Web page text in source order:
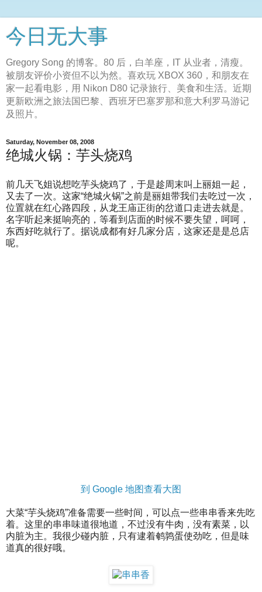
今日无大事
Gregory Song 的博客。80 后，白羊座，IT 从业者，清瘦。
被朋友评价小资但不以为然。喜欢玩 XBOX 360，和朋友在
家一起看电影，用 Nikon D80 记录旅行、美食和生活。近期
更新欧洲之旅法国巴黎、西班牙巴塞罗那和意大利罗马游记
及照片。
Saturday, November 08, 2008
绝城火锅：芋头烧鸡
前几天飞姐说想吃芋头烧鸡了，于是趁周末叫上丽姐一起，
又去了一次。这家“绝城火锅”之前是丽姐带我们去吃过一次，
位置就在红心路四段，从龙王庙正街的岔道口走进去就是。
名字听起来挺响亮的，等看到店面的时候不要失望，呵呵，
东西好吃就行了。据说成都有好几家分店，这家还是是总店
呢。
到 Google 地图查看大图
大菜“芋头烧鸡”准备需要一些时间，可以点一些串串香来先吃
着。这里的串串味道很地道，不过没有牛肉，没有素菜，以
内脏为主。我很少碰内脏，只有逮着鹌鹑蛋使劲吃，但是味
道真的很好哦。